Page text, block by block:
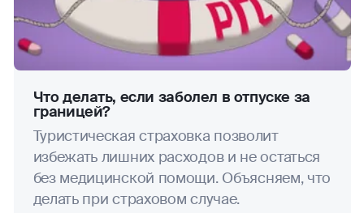
водные мотоциклы
водное поло
виндсерфинг
волейбол
исключения: занятия скалолазанием,
альпинизмом, ледолазанием, хели-ски,
парапланеризмом, парасейлингом вне
зависимости от того, включает ли Договор
Что делать, если заболел в отпуске за
границей?
Туристическая страховка позволит
избежать лишних расходов и не остаться
без медицинской помощи. Объясняем, что
делать при страховом случае.